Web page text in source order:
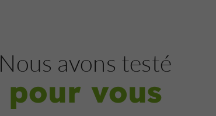
Nous avons testé
pour vous